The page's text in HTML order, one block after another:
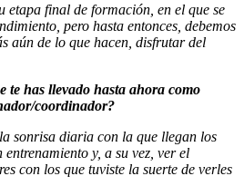
etapa final de formación, en el que se
pero hasta entonces, debemos
aún de lo que hacen, disfrutar del
te has llevado hasta ahora como
coordinador?
sonrisa diaria con la que llegan los
entrenamiento y, a su vez, ver el
con los que tuviste la suerte de verles